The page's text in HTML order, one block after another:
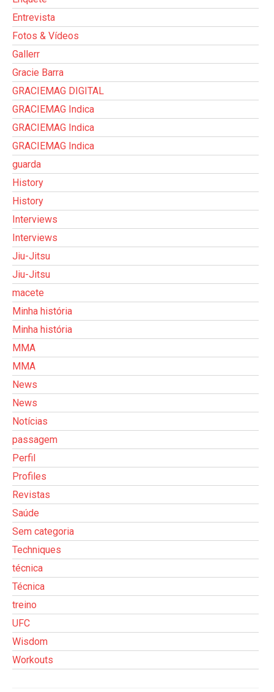
Entrevista
Fotos & Vídeos
Gallerr
Gracie Barra
GRACIEMAG DIGITAL
GRACIEMAG Indica
GRACIEMAG Indica
GRACIEMAG Indica
guarda
History
History
Interviews
Interviews
Jiu-Jitsu
Jiu-Jitsu
macete
Minha história
Minha história
MMA
MMA
News
News
Notícias
passagem
Perfil
Profiles
Revistas
Saúde
Sem categoria
Techniques
técnica
Técnica
treino
UFC
Wisdom
Workouts